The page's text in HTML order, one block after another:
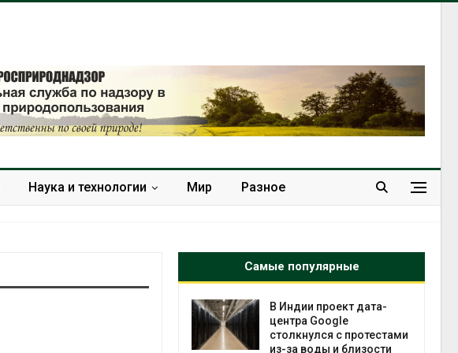
Наука и технологии Мир Разное
Самые популярные
В Индии проект дата-
центра Google
столкнулся с протестами
из-за воды и близости